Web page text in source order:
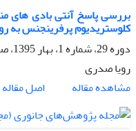
بررسی پاسخ آنتی بادی های
کلوستریدیوم پرفرینجنس
دوره 29، شماره 1، بهار 1395، صفحه
رویا صدری
مشاهده مقاله
اصل مقاله